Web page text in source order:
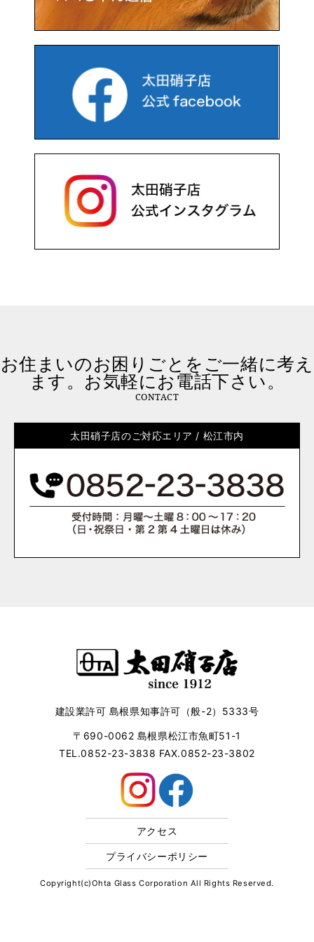
お住まいのお困りごとをご一緒に考え
ます。お気軽にお電話下さい。
CONTACT
太田硝子店のご対応エリア / 松江市内
建設業許可 島根県知事許可（般-2）5333号
〒690-0062 島根県松江市魚町51-1
TEL.0852-23-3838 FAX.0852-23-3802
アクセス
プライバシーポリシー
Copyright(c)Ohta Glass Corporation All Rights Reserved.